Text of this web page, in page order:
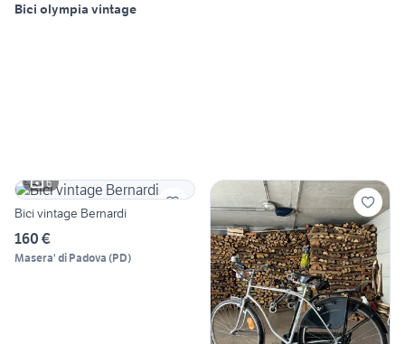
Bici olympia vintage
6
Bici vintage Bernardi
160 €
Masera' di Padova (PD)